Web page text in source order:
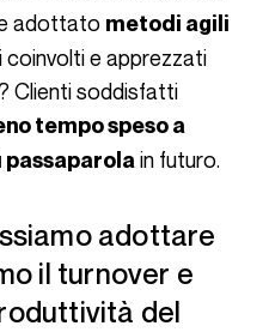
adottato metodi agili
coinvolti e apprezzati
Clienti soddisfatti
tempo speso a
passaparola in futuro.
il turnover e
del